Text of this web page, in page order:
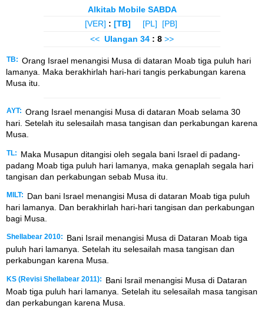
Alkitab Mobile SABDA
[VER] : [TB] [PL]
[PB]
<< Ulangan 34 : 8 >>
TB: Orang Israel menangisi Musa di dataran Moab tiga puluh hari
lamanya. Maka berakhirlah hari-hari tangis perkabungan karena
Musa itu.
AYT: Orang Israel menangisi Musa di dataran Moab selama 30
hari. Setelah itu selesailah masa tangisan dan perkabungan karena
Musa.
TL:
Maka Musapun ditangisi oleh segala bani Israel di padang-
padang Moab tiga puluh hari lamanya, maka genaplah segala hari
tangisan dan perkabungan sebab Musa itu.
MILT:
Dan bani Israel menangisi Musa di dataran Moab tiga puluh
hari lamanya. Dan berakhirlah hari-hari tangisan dan perkabungan
bagi Musa.
Shellabear 2010:
Bani Israil menangisi Musa di Dataran Moab tiga
puluh hari lamanya. Setelah itu selesailah masa tangisan dan
perkabungan karena Musa.
KS (Revisi Shellabear 2011):
Bani Israil menangisi Musa di Dataran
Moab tiga puluh hari lamanya. Setelah itu selesailah masa tangisan
dan perkabungan karena Musa.